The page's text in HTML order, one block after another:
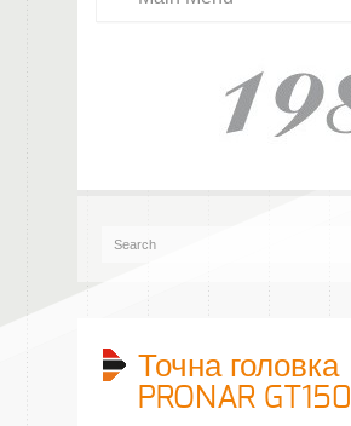
Точна головка
PRONAR GT150